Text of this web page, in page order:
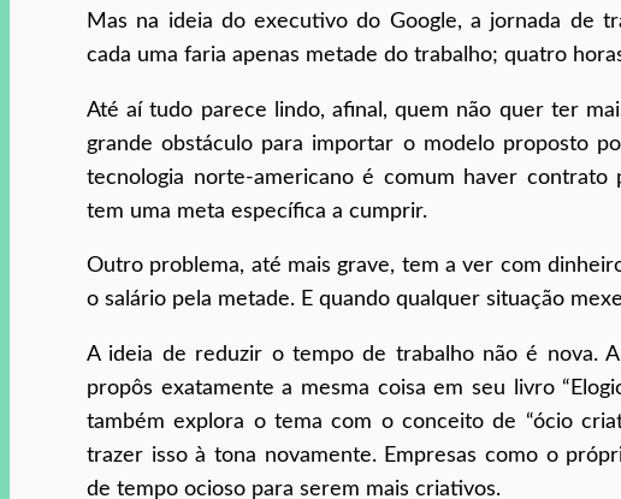
Mas na ideia do executivo do Google, a jornada de
cada uma faria apenas metade do trabalho; quatro
Até aí tudo parece lindo, afinal, quem não quer ter
grande obstáculo para importar o modelo proposto
tecnologia norte-americano é comum haver
tem uma meta específica a cumprir.
Outro problema, até mais grave, tem a ver com
o salário pela metade. E quando qualquer situação
A ideia de reduzir o tempo de trabalho não é nova.
propôs exatamente a mesma coisa em seu livro
também explora o tema com o conceito de “ócio
trazer isso à tona novamente. Empresas como o
de tempo ocioso para serem mais criativos.